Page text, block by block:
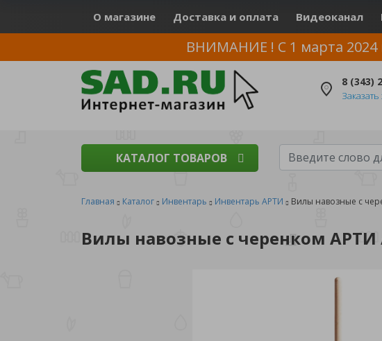
О магазине Доставка и оплата Видеоканал
ВНИМАНИЕ ! С 1 марта 2024
8 (343)
КАТАЛОГ ТОВАРОВ
Главная Каталог Инвентарь Инвентарь АРТИ Вилы навозные с
Вилы навозные с черенком АРТИ